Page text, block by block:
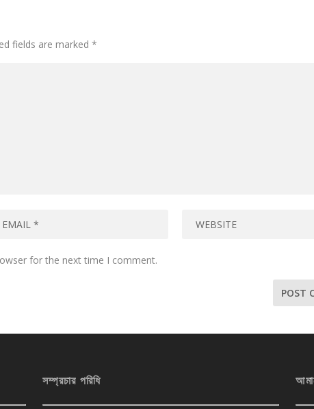
fields are marked *
for the next time I comment.
সম্প্রচার পরিধি